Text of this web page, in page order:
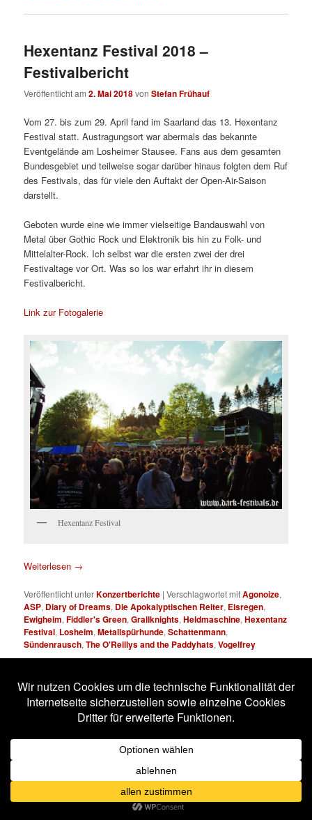
Hexentanz Festival 2018 –
Festivalbericht
Veröffentlicht am2. Mai 2018vonStefan Frühauf
Vom 27. bis zum 29. April fand im Saarland das 13. Hexentanz
Festival statt. Austragungsort war abermals das bekannte
Eventgelände am Losheimer Stausee. Fans aus dem gesamten
Bundesgebiet und teilweise sogar darüber hinaus folgten dem Ruf
des Festivals, das für viele den Auftakt der Open-Air-Saison
darstellt.
Geboten wurde eine wie immer vielseitige Bandauswahl von
Metal über Gothic Rock und Elektronik bis hin zu Folk- und
Mittelalter-Rock. Ich selbst war die ersten zwei der drei
Festivaltage vor Ort. Was so los war erfahrt ihr in diesem
Festivalbericht.
Link zur Fotogalerie
Hexentanz Festival
Weiterlesen →
Veröffentlicht unterKonzertberichte |Verschlagwortet mitAgonoize,
ASP, Diary of Dreams, Die Apokalyptischen Reiter, Eisregen,
Ewigheim,Fiddler's Green,Grailknights,Heldmaschine,Hexentanz
Festival, Losheim,Metallspürhunde,Schattenmann,
Sündenrausch,The O'Reillys and the Paddyhats,Vogelfrey
Hexentanz Festival 2018
Veröffentlicht am30. April 2018 vonStefan Frühauf
Losheim (Eventgelände), 27. und 28.04.2018
mit Die Apokalyptischen Reiter, ASP, Fiddler’s Green, Diary of
Dreams, Eisregen, Agonoize, Grailknights, Heldmaschine,
Ewigheim, Vogelfrey, The O’Reillys and the Paddyhats,
Metallspürhunde, Schattenmann, Sündenrausch